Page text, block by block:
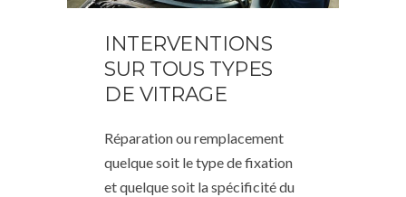
INTERVENTIONS
SUR TOUS TYPES
DE VITRAGE
Réparation ou remplacement
quelque soit le type de fixation
et quelque soit la spécificité du